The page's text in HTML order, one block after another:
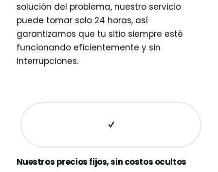
solución del problema, nuestro servicio
puede tomar solo 24 horas, así
garantizamos que tu sitio siempre esté
funcionando eficientemente y sin
interrupciones.
Nuestros precios fijos, sin costos ocultos